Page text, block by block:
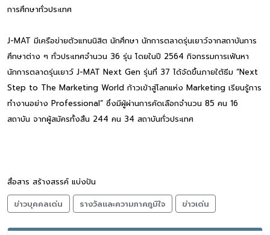
การศึกษาทั่วประเทศ
J-MAT มีเครือข่ายตัวแทนนิสิต นักศึกษา นักการตลาดรุ่นเยาว์จากสถาบันการ
ศึกษาต่าง ๆ ทั่วประเทศจำนวน 36 รุ่น โดยในปี 2564 กิจกรรมการเฟ้นหา
นักการตลาดรุ่นเยาว์ J-MAT Next Gen รุ่นที่ 37 ได้จัดขึ้นภายใต้ธีม “Next
Step to The Marketing World ก้าวเข้าสู่โลกแห่ง Marketing เรียนรู้การ
ทำงานอย่าง Professional” ซึ่งมีผู้ผ่านการคัดเลือกจำนวน 85 คน 16
สถาบัน จากผู้สมัครทั้งสิ้น 244 คน 34 สถาบันทั่วประเทศ
สื่อสาร สร้างสรรค์ แบ่งปัน
ข่าวบุคคลเด่น
รางวัลและความภาคภูมิใจ ข่าวเด่น